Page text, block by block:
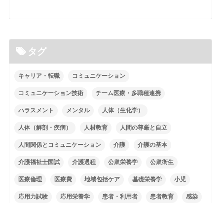
タグ
キャリア・転職 コミュニケーション
コミュニケーション技術 チーム医療・多職種連携
ハラスメント メンタル 人体（生化学）
人体（解剖・疾病） 人材教育 人間の尊厳と自立
人間関係とコミュニケーション 介護 介護の基本
介護福祉士国試 介護過程 公衆栄養学 公衆衛生
医療倫理 医療費 地域包括ケア 基礎栄養学 小児
応用力試験 応用栄養学 患者・利用者 患者教育 感染